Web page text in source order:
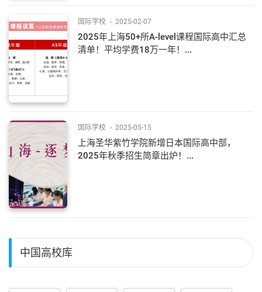
国际学校 - 2025-02-07
2025年上海50+所A-level课程国际高中汇总
清单！平均学费18万一年！...
国际学校 - 2025-05-15
上海圣华紫竹学院新增日本国际高中部，
2025年秋季招生简章出炉！...
中国高校库